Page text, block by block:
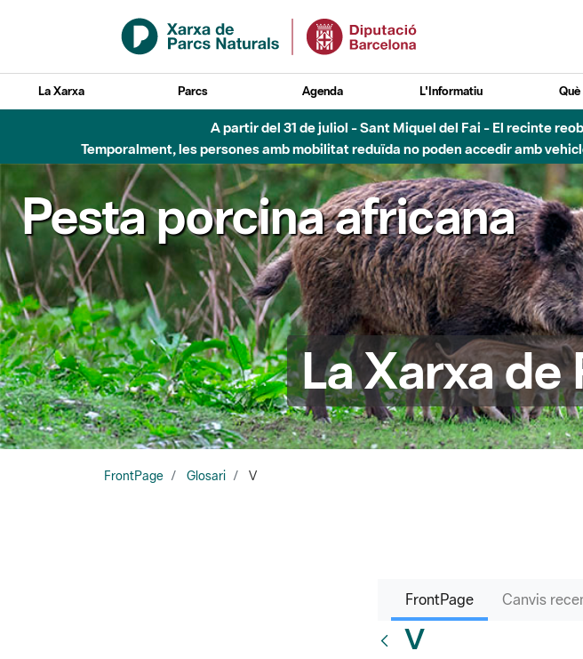
Salta al contingut principal
La Xarxa Parcs Agenda L'Informatiu
A partir del 31 de juliol - Sant Miquel del Fai - El recinte
Temporalment, les persones amb mobilitat reduïda no poden accedir amb
Pesta porcina africana
La Xarxa de
FrontPage Glosari V
FrontPage Canvis
V